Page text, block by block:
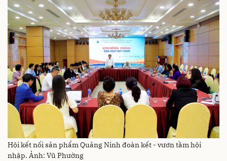
Hội kết nối sản phẩm Quảng Ninh đoàn kết - vươn tầm hội
nhập. Ảnh: Vũ Phường